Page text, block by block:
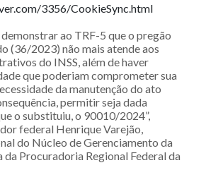
3356/CookieSync.html
ao TRF-5 que o pregão
(36/2023) não mais atende aos
do INSS, além de haver
que poderiam comprometer sua
da manutenção do ato
permitir seja dada
o substituiu, o 90010/2024”,
federal Henrique Varejão,
do Núcleo de Gerenciamento da
Procuradoria Regional Federal da